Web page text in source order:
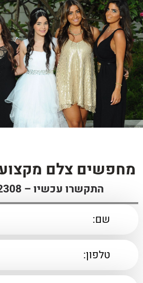
מחפשים צלם
התקשרו עכשיו –